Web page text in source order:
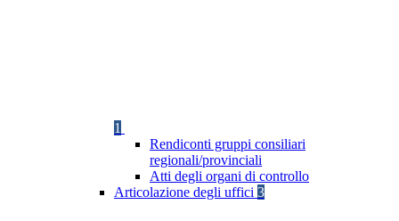
1
Rendiconti gruppi consiliari
regionali/provinciali
Atti degli organi di controllo
Articolazione degli uffici 3